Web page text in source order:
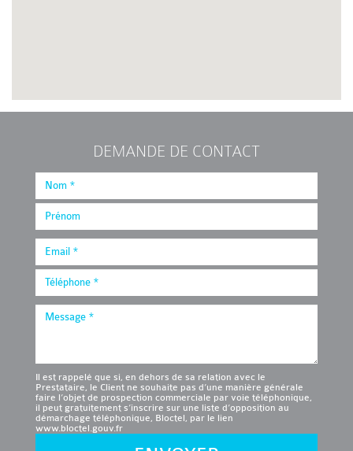
DEMANDE DE CONTACT
Il est rappelé que si, en dehors de sa relation avec le
Prestataire, le Client ne souhaite pas d’une manière générale
faire l’objet de prospection commerciale par voie téléphonique,
il peut gratuitement s’inscrire sur une liste d’opposition au
démarchage téléphonique, Bloctel, par le lien
www.bloctel.gouv.fr